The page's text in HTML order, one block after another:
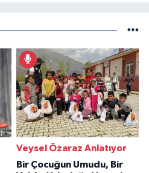
Veysel Özaraz Anlatıyor
Bir Çocuğun Umudu, Bir